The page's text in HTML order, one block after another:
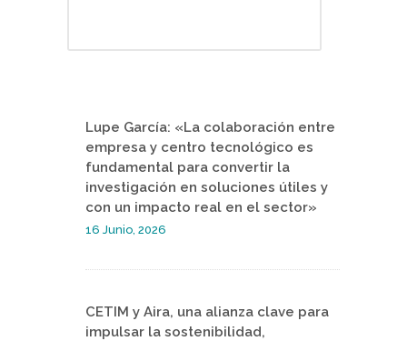
Lupe García: «La colaboración entre
empresa y centro tecnológico es
fundamental para convertir la
investigación en soluciones útiles y
con un impacto real en el sector»
16 Junio, 2026
CETIM y Aira, una alianza clave para
impulsar la sostenibilidad,